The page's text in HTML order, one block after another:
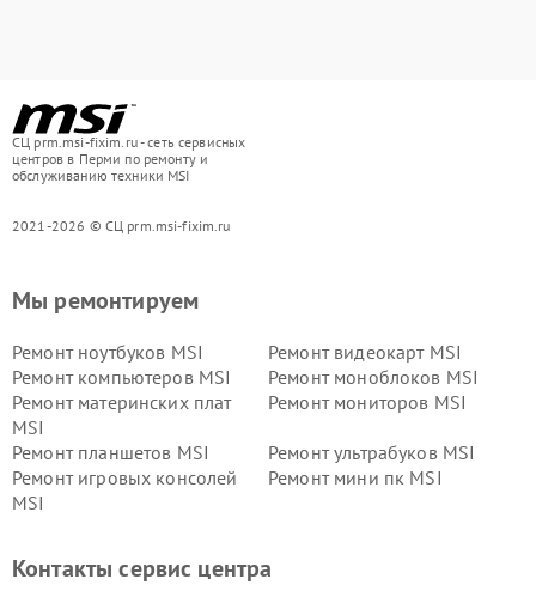
СЦ prm.msi-fixim.ru - сеть сервисных
центров в Перми по ремонту и
обслуживанию техники MSI
2021-2026 © СЦ prm.msi-fixim.ru
Мы ремонтируем
Ремонт ноутбуков MSI
Ремонт видеокарт MSI
Ремонт компьютеров MSI
Ремонт моноблоков MSI
Ремонт материнских плат
MSI
Ремонт мониторов MSI
Ремонт планшетов MSI
Ремонт ультрабуков MSI
Ремонт игровых консолей
MSI
Ремонт мини пк MSI
Контакты сервис центра